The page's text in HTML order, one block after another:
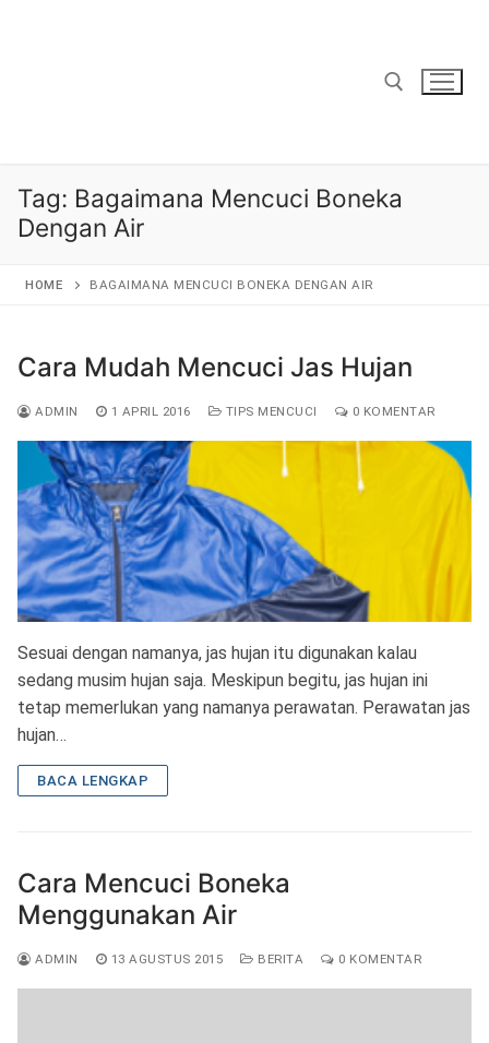
Tag: Bagaimana Mencuci Boneka
Dengan Air
HOME BAGAIMANA MENCUCI BONEKA DENGAN AIR
Cara Mudah Mencuci Jas Hujan
ADMIN 1 APRIL 2016 TIPS MENCUCI 0 KOMENTAR
Sesuai dengan namanya, jas hujan itu digunakan kalau
sedang musim hujan saja. Meskipun begitu, jas hujan ini
tetap memerlukan yang namanya perawatan. Perawatan jas
hujan…
BACA LENGKAP
Cara Mencuci Boneka
Menggunakan Air
ADMIN 13 AGUSTUS 2015 BERITA 0 KOMENTAR